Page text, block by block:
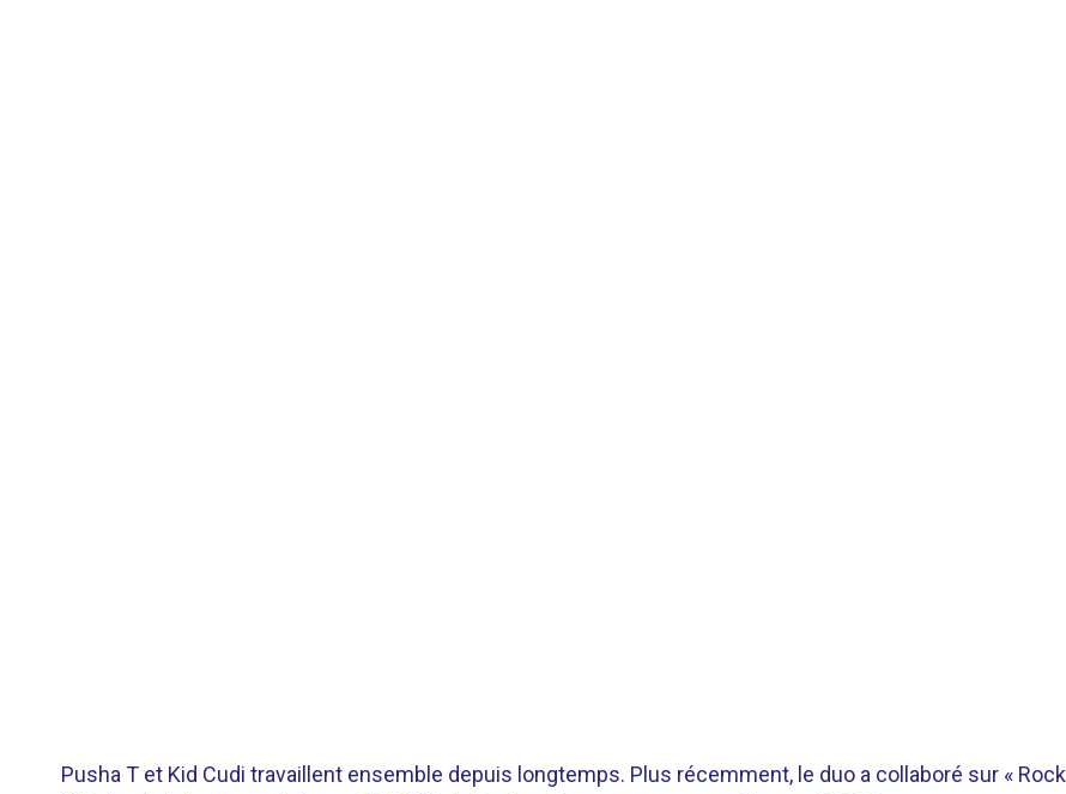
Pusha T et Kid Cudi travaillent ensemble depuis longtemps. Plus récemment, le duo a collaboré sur « Rock